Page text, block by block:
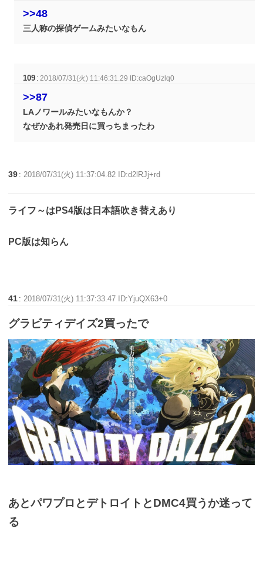
>>48
三人称の探偵ゲームみたいなもん
109 : 2018/07/31(火) 11:46:31.29 ID:caOgUzlq0
>>87
LAノワールみたいなもんか？
なぜかあれ発売日に買っちまったわ
39 : 2018/07/31(火) 11:37:04.82 ID:d2lRJj+rd
ライフ～はPS4版は日本語吹き替えあり
PC版は知らん
41 : 2018/07/31(火) 11:37:33.47 ID:YjuQX63+0
グラビティデイズ2買ったで
あとパワプロとデトロイトとDMC4買うか迷って
る